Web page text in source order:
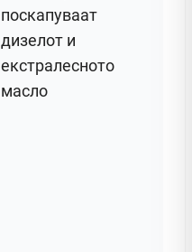
поскапуваат
дизелот и
екстралесното
масло